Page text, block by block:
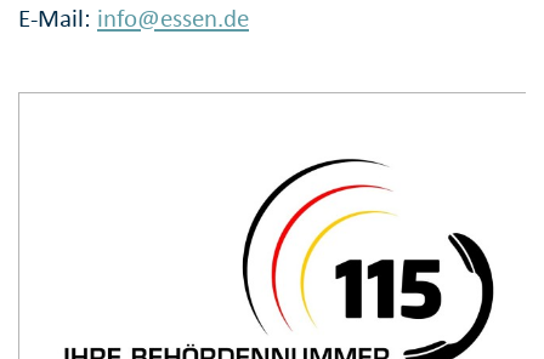
E-Mail: info@essen.de